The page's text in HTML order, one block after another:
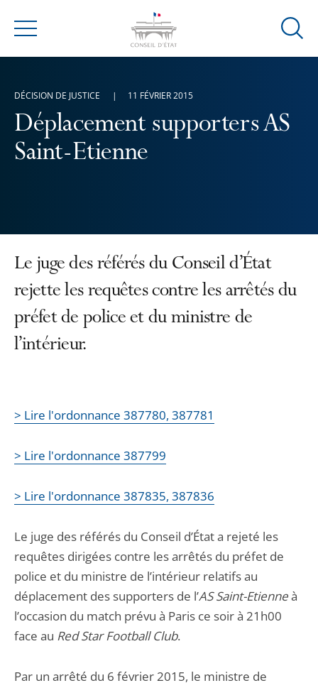
Menu
Ouvrir
Déplacement supporters AS
Saint-Etienne
DÉCISION DE JUSTICE 11 FÉVRIER 2015
Le juge des référés du Conseil d’État
rejette les requêtes contre les arrêtés du
préfet de police et du ministre de
l’intérieur.
> Lire l'ordonnance 387780, 387781
> Lire l'ordonnance 387799
> Lire l'ordonnance 387835, 387836
Le juge des référés du Conseil d’État a rejeté les
requêtes dirigées contre les arrêtés du préfet de
police et du ministre de l’intérieur relatifs au
déplacement des supporters de l’AS Saint-Etienneà
l’occasion du match prévu à Paris ce soir à 21h00
face au Red Star Football Club.
Par un arrêté du 6 février 2015, le ministre de